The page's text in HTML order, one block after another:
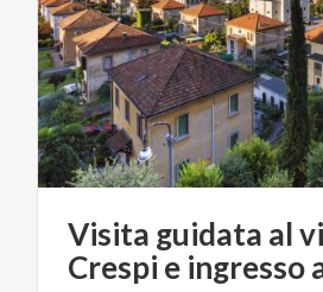
Visita guidata al
Crespi e ingresso